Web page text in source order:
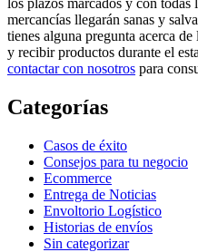
mercancías llegarán sanas y
tienes alguna pregunta acerca
y recibir productos durante el
contactar con nosotros para
Categorías
Casos de éxito
Consejos para tu negocio
Ecommerce
Entrega de Noticias
Envoltorio Logístico
Historias de envíos
Sin categorizar